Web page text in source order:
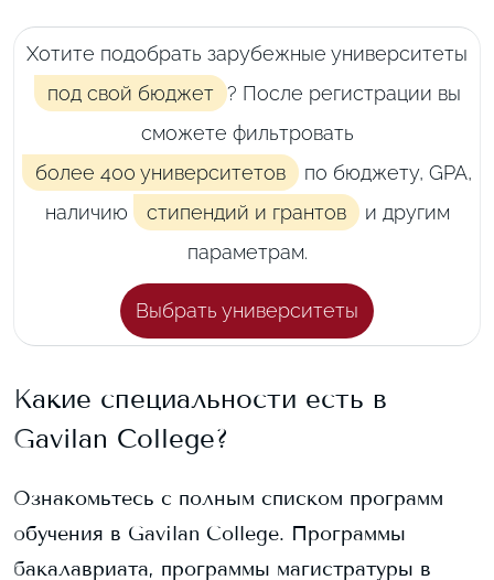
Хотите подобрать зарубежные университеты
под свой бюджет ? После регистрации вы
сможете фильтровать
более 400 университетов
по бюджету, GPA,
наличию
стипендий и грантов и другим
параметрам.
Выбрать университеты
Какие специальности есть в
Gavilan College?
Ознакомьтесь с полным списком программ
обучения в Gavilan College. Программы
бакалавриата, программы магистратуры в